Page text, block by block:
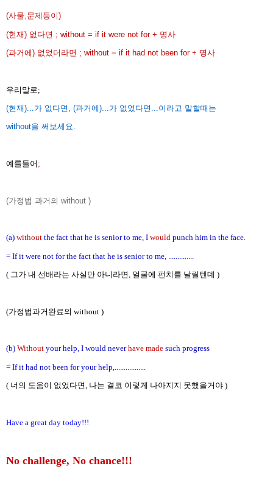
(사물,문제등이)
(현재) 없다면 ; without = if it were not for + 명사
(과거에) 없었더라면 ; without = if it had not been for + 명사
우리말로;
(현재)...가 없다면, (과거에)...가 없었다면...이라고 말할때는
without을 써보세요.
예를들어 ;
(가정법 과거의 without )
(a) without the fact that he is senior to me, I would punch him in the face.
= If it were not for the fact that he is senior to me, ..............
( 그가 내 선배라는 사실만 아니라면, 얼굴에 펀치를 날릴텐데 )
(가정법과거완료의 without )
(b) Without your help, I would neverhave made such progress
= If it had not been for your help,.................
( 너의 도움이 없었다면, 나는 결코 이렇게 나아지지 못했을거야 )
Have a great day today!!!
No challenge, No chance!!!